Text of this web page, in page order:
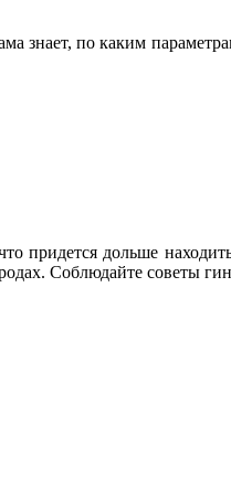
знает, по каким
придется дольше
Соблюдайте советы